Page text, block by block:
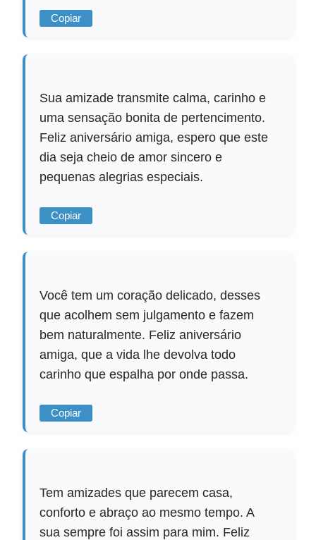
Copiar
Sua amizade transmite calma, carinho e
uma sensação bonita de pertencimento.
Feliz aniversário amiga, espero que este
dia seja cheio de amor sincero e
pequenas alegrias especiais.
Copiar
Você tem um coração delicado, desses
que acolhem sem julgamento e fazem
bem naturalmente. Feliz aniversário
amiga, que a vida lhe devolva todo
carinho que espalha por onde passa.
Copiar
Tem amizades que parecem casa,
conforto e abraço ao mesmo tempo. A
sua sempre foi assim para mim. Feliz